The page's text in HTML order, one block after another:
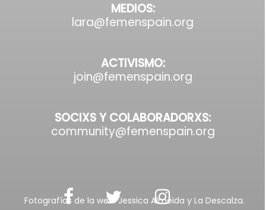
Fotografías de la web: Jessica Almeida y La Descalza.
MEDIOS:
lara@femenspain.org
ACTIVISMO:
join@femenspain.org
SOCIXS Y COLABORADORXS:
community@femenspain.org